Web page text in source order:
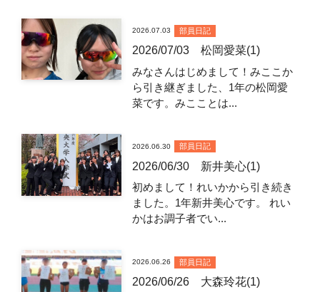
2026/07/03 松岡愛菜(1)
みなさんはじめまして！みここか
ら引き継ぎました、1年の松岡愛
菜です。みこことは...
2026.07.03 部員日記
2026/06/30 新井美心(1)
初めまして！れいかから引き続き
ました。1年新井美心です。 れい
かはお調子者でい...
2026.06.30 部員日記
2026/06/26 大森玲花(1)
2026.06.26 部員日記